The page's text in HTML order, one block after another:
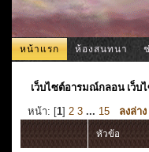
หน้าแรก ห้องสนทนา
เว็บไซต์อารมณ์กลอน เว็
หน้า: [1] 2 3 ... 15 ลงล่าง
หัวข้อ